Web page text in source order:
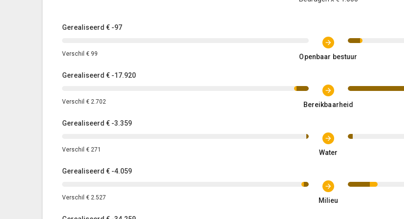
Gerealiseerd € -97
Verschil € 99 Openbaar bestuur
Gerealiseerd € -17.920
Verschil € 2.702 Bereikbaarheid
Gerealiseerd € -3.359
Verschil € 271 Water
Gerealiseerd € -4.059
Verschil € 2.527 Milieu